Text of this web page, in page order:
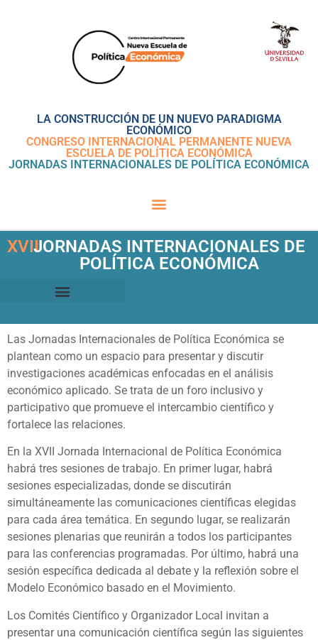
LA CONSTRUCCIÓN DE UN NUEVO PARADIGMA
ECONÓMICO
CONGRESO INTERNACIONAL PERMANENTE NUEVA
ESCUELA DE POLÍTICA ECONÓMICA
JORNADAS INTERNACIONALES DE POLÍTICA ECONÓMICA
XVIIJORNADAS INTERNACIONALES DE
POLÍTICA ECONÓMICA
Las Jornadas Internacionales de Política Económica se
plantean como un espacio para presentar y discutir
investigaciones académicas enfocadas en el análisis
económico aplicado. Se trata de un foro inclusivo y
participativo que promueve el intercambio científico y
fortalece las relaciones.
En la XVII Jornada Internacional de Política Económica
habrá tres sesiones de trabajo. En primer lugar, habrá
sesiones especializadas, donde se discutirán
simultáneamente las comunicaciones científicas elegidas
para cada área temática. En segundo lugar, se realizarán
sesiones plenarias que reunirán a todos los participantes
para las conferencias programadas. Por último, habrá una
sesión específica dedicada al debate y la reflexión sobre el
Modelo Económico basado en el Movimiento.
Los Comités Científico y Organizador Local invitan a
presentar una comunicación científica según las siguientes